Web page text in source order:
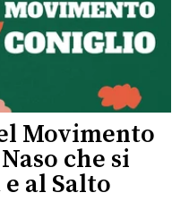
Movimento
che si
al Salto